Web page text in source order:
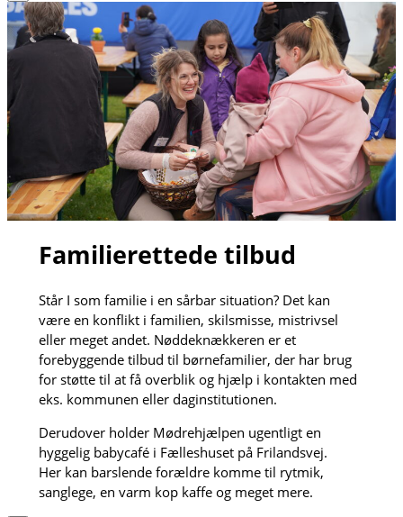
Familierettede tilbud
Står I som familie i en sårbar situation? Det kan
være en konflikt i familien, skilsmisse, mistrivsel
eller meget andet. Nøddeknækkeren er et
forebyggende tilbud til børnefamilier, der har brug
for støtte til at få overblik og hjælp i kontakten med
eks. kommunen eller daginstitutionen.
Derudover holder Mødrehjælpen ugentligt en
hyggelig babycafé i Fælleshuset på Frilandsvej.
Her kan barslende forældre komme til rytmik,
sanglege, en varm kop kaffe og meget mere.